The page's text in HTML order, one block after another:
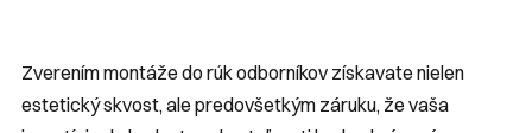
Zverením montáže do rúk odborníkov získavate nielen
estetický skvost, ale predovšetkým záruku, že vaša